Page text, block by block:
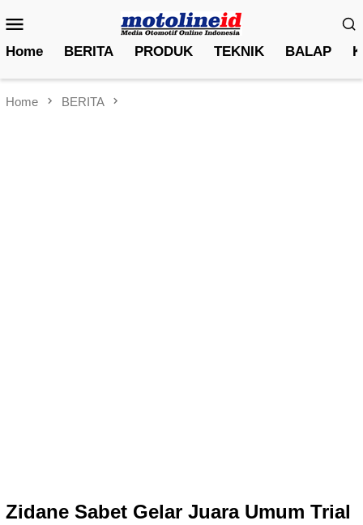
to
contentMenu
Home BERITA PRODUK TEKNIK BALAP
Home BERITA
Zidane Sabet Gelar Juara Umum Trial